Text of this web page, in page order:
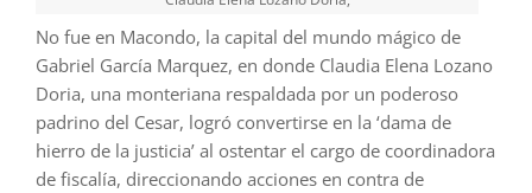
No fue en Macondo, la capital del mundo mágico de
Gabriel García Marquez, en donde Claudia Elena Lozano
Doria, una monteriana respaldada por un poderoso
padrino del Cesar, logró convertirse en la ‘dama de
hierro de la justicia’ al ostentar el cargo de coordinadora
de fiscalía, direccionando acciones en contra de